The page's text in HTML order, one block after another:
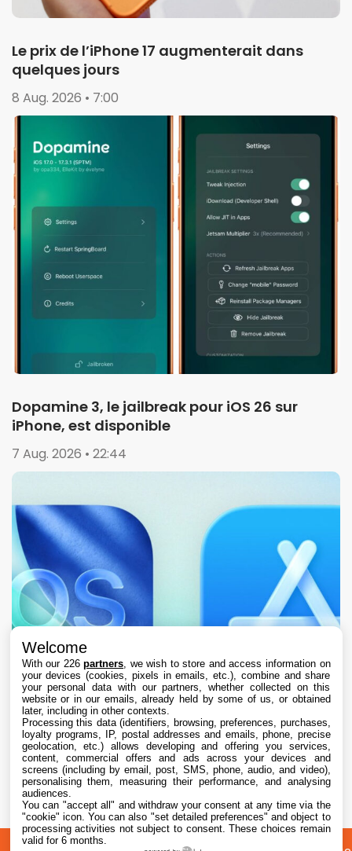
Le prix de l’iPhone 17 augmenterait dans
quelques jours
8 Aug. 2026 • 7:00
Dopamine 3, le jailbreak pour iOS 26 sur
iPhone, est disponible
7 Aug. 2026 • 22:44
L’App Store est en panne pour plusieurs
utilisateurs, selon Apple
7 Aug. 2026 • 19:34
Welcome
With our 226partners , we wish to store and access information on
your devices (cookies, pixels in emails, etc.), combine and share
your personal data with our partners, whether collected on this
website or in our emails, already held by some of us, or obtained
later, including in other contexts.
Processing this data (identifiers, browsing, preferences, purchases,
loyalty programs, IP, postal addresses and emails, phone, precise
geolocation, etc.) allows developing and offering you services,
content, commercial offers and ads across your devices and
screens (including by email, post, SMS, phone, audio, and video),
personalising them, measuring their performance, and analysing
audiences.
You can "accept all" and withdraw your consent at any time via the
"cookie" icon. You can also "set detailed preferences" and object to
processing activities not subject to consent. These choices remain
valid for 6 months.